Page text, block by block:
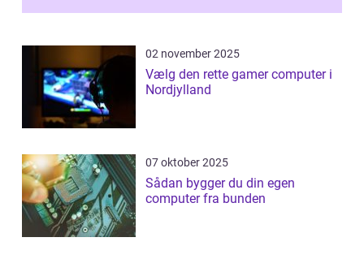
02 november 2025
Vælg den rette gamer computer i
Nordjylland
07 oktober 2025
Sådan bygger du din egen
computer fra bunden